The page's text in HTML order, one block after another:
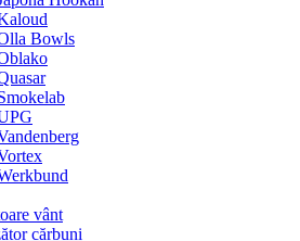
Bowls
vânt
cărbuni